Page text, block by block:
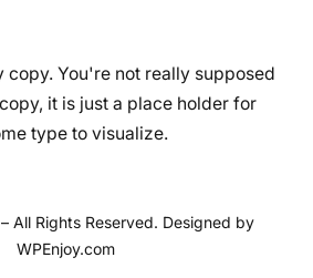
copy. You're not really supposed
it is just a place holder for
type to visualize.
All Rights Reserved. Designed by
WPEnjoy.com